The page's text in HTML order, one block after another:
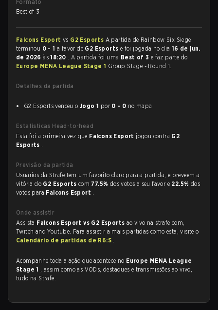
Formato
Best of 3
Falcons Esport vs G2 Esports A partida de Rainbow Six Siege
terminou 0 - 1 a favor de G2 Esports e foi jogada no dia 16 de jun.
de 2026às18:20 . A partida foi uma Best of 3 e faz parte do
Europe MENA League Stage 1 Group Stage - Round 1.
Detalhes da partida
G2 Esports venceu o Jogo 1 por 0 - 0 no mapa
Estatísticas Head-to-head
Esta foi a primeira vez que Falcons Esport jogou contra G2
Esports .
Previsão da partida
Usuários da Strafe tem um favorito claro para a partida, e preveem a
vitória do G2 Esports com 77.5% dos votos a seu favor e 22.5% dos
votos para Falcons Esport .
Onde assistir
Assista Falcons Esport vs G2 Esports ao vivo na strafe.com,
Twitch and Youtube. Para assistir a mais partidas como esta, visite o
Calendário de partidas de R6:S .
Acompanhe toda a ação que acontece no Europe MENA League
Stage 1 , assim como as VODs, destaques e transmissões ao vivo,
tudo na Strafe.